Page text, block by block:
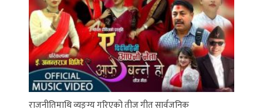
राजनीतिमाथि व्यङ्ग्य गरिएको तीज गीत सार्वजनिक